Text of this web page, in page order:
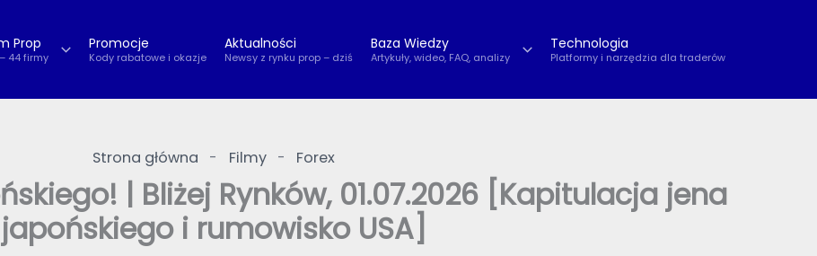
Prop
44 firmy
Promocje
Kody rabatowe i okazje
Aktualności
Newsy z rynku prop – dziś
Baza Wiedzy
Artykuły, wideo, FAQ, analizy
Technologia
Platformy i narzędzia dla traderów
Strona główna - Filmy - Forex
| Bliżej Rynków, 01.07.2026 [Kapitulacja jena
japońskiego i rumowisko USA]